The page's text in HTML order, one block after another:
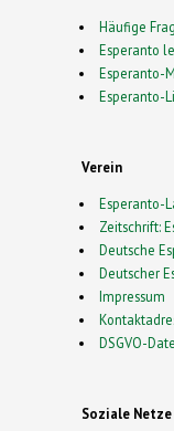
Häufige
Esperanto
Esperanto-
Esperanto-
Verein
Esperanto-
Zeitschrift:
Deutsche
Deutscher
Impressum
DSGVO-
Soziale